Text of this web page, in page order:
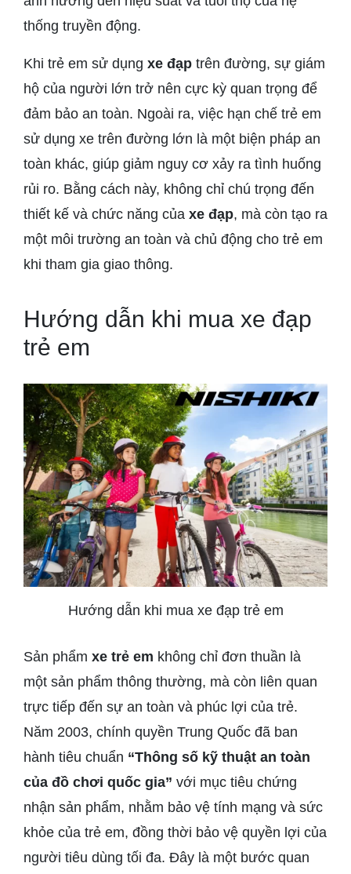
thống truyền động.
Khi trẻ em sử dụng xe đạp trên đường, sự giám
hộ của người lớn trở nên cực kỳ quan trọng để
đảm bảo an toàn. Ngoài ra, việc hạn chế trẻ em
sử dụng xe trên đường lớn là một biện pháp an
toàn khác, giúp giảm nguy cơ xảy ra tình huống
rủi ro. Bằng cách này, không chỉ chú trọng đến
thiết kế và chức năng của xe đạp, mà còn tạo ra
một môi trường an toàn và chủ động cho trẻ em
khi tham gia giao thông.
Hướng dẫn khi mua xe đạp
trẻ em
Hướng dẫn khi mua xe đạp trẻ em
Sản phẩm xe trẻ em không chỉ đơn thuần là
một sản phẩm thông thường, mà còn liên quan
trực tiếp đến sự an toàn và phúc lợi của trẻ.
Năm 2003, chính quyền Trung Quốc đã ban
hành tiêu chuẩn “Thông số kỹ thuật an toàn
của đồ chơi quốc gia” với mục tiêu chứng
nhận sản phẩm, nhằm bảo vệ tính mạng và sức
khỏe của trẻ em, đồng thời bảo vệ quyền lợi của
người tiêu dùng tối đa. Đây là một bước quan